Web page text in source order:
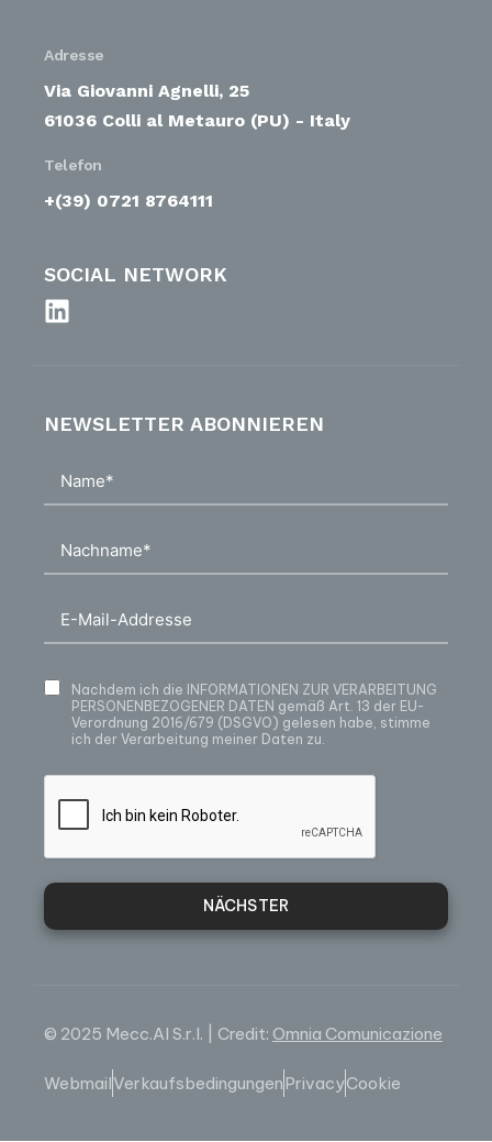
Adresse
Via Giovanni Agnelli, 25
61036 Colli al Metauro (PU) - Italy
Telefon
+(39) 0721 8764111
SOCIAL NETWORK
NEWSLETTER ABONNIEREN
Nachdem ich die INFORMATIONEN ZUR VERARBEITUNG
PERSONENBEZOGENER DATEN gemäß Art. 13 der EU-
Verordnung 2016/679 (DSGVO) gelesen habe, stimme
ich der Verarbeitung meiner Daten zu.
NÄCHSTER
© 2025 Mecc.Al S.r.l. | Credit: Omnia Comunicazione
WebmailVerkaufsbedingungenPrivacyCookie